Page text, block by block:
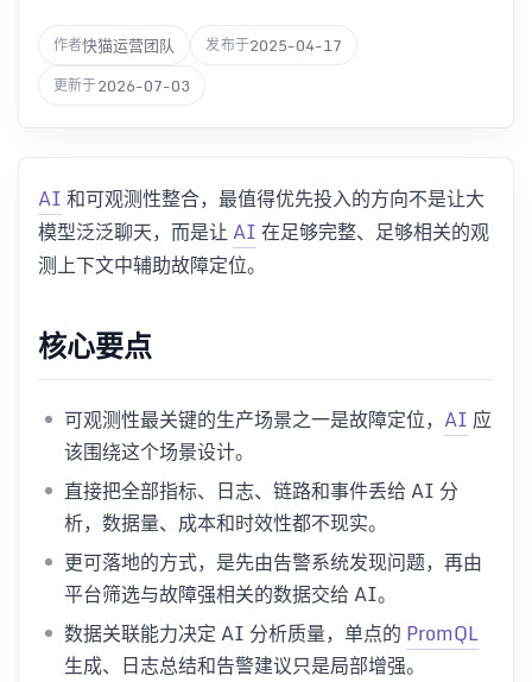
作者快猫运营团队 发布于2025-04-17
更新于2026-07-03
AI和可观测性整合，最值得优先投入的方向不是让大
模型泛泛聊天，而是让AI在足够完整、足够相关的观
测上下文中辅助故障定位。
核心要点
可观测性最关键的生产场景之一是故障定位， AI应
该围绕这个场景设计。
直接把全部指标、日志、链路和事件丢给 AI 分
析，数据量、成本和时效性都不现实。
更可落地的方式，是先由告警系统发现问题，再由
平台筛选与故障强相关的数据交给 AI。
数据关联能力决定 AI 分析质量，单点的 PromQL
生成、日志总结和告警建议只是局部增强。